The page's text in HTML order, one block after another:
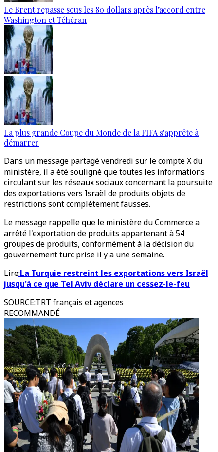
Le Brent repasse sous les 80 dollars après l’accord entre
Washington et Téhéran
La plus grande Coupe du Monde de la FIFA s'apprête à
démarrer
Dans un message partagé vendredi sur le compte X du
ministère, il a été souligné que toutes les informations
circulant sur les réseaux sociaux concernant la poursuite
des exportations vers Israël de produits objets de
restrictions sont complètement fausses.
Le message rappelle que le ministère du Commerce a
arrêté l'exportation de produits appartenant à 54
groupes de produits, conformément à la décision du
gouvernement turc prise il y a une semaine.
Lire:La Turquie restreint les exportations vers Israël
jusqu'à ce que Tel Aviv déclare un cessez-le-feu
SOURCE:TRT français et agences
RECOMMANDÉ